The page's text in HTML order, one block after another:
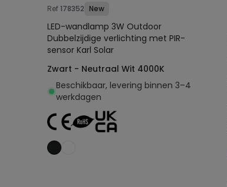
Ref178352 New
LED-wandlamp 3W Outdoor
Dubbelzijdige verlichting met PIR-
sensor Karl Solar
Zwart - Neutraal Wit 4000K
Beschikbaar, levering binnen 3–4
werkdagen